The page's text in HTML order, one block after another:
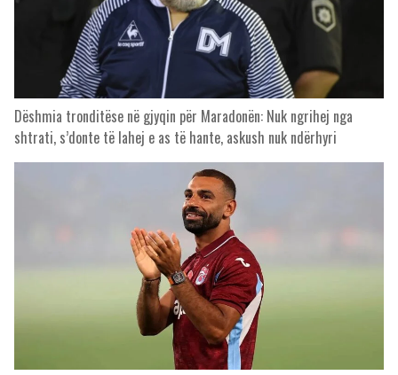
Dëshmia tronditëse në gjyqin për Maradonën: Nuk ngrihej nga
shtrati, s’donte të lahej e as të hante, askush nuk ndërhyri